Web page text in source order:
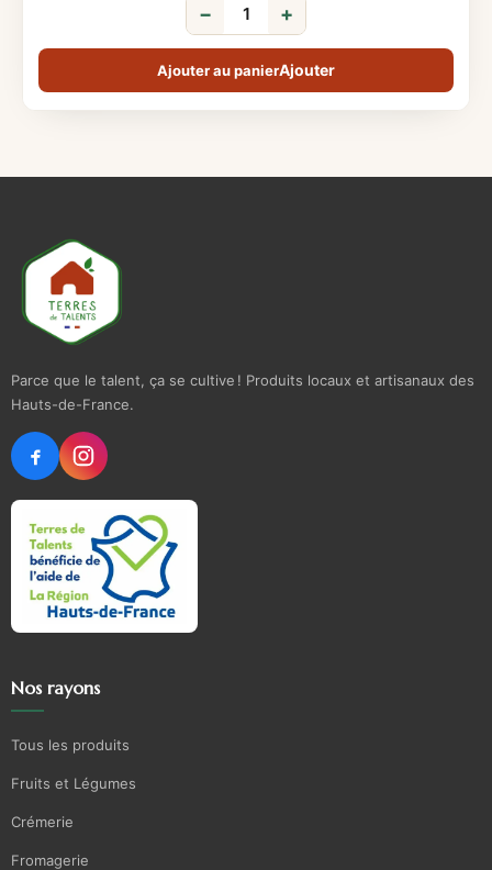
− +
Ajouter au panier
Parce que le talent, ça se cultive ! Produits locaux et artisanaux des
Hauts-de-France.
Nos rayons
Tous les produits
Fruits et Légumes
Crémerie
Fromagerie